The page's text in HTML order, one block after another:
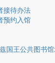
接待办法
预约入馆
国王公共图书